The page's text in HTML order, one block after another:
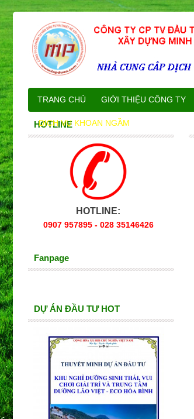
HOTLINE
HOTLINE:
0907 957895 - 028 35146426
Fanpage
DỰ ÁN ĐẦU TƯ HOT
TRANG CHỦ GIỚI THIỆU CÔNG TY
DỊCH VỤ KHOAN NGẦM